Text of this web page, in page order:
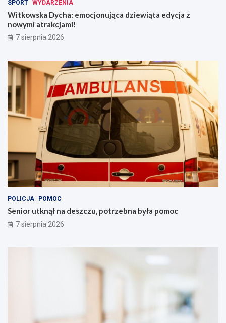
SPORT WYDARZENIA
Witkowska Dycha: emocjonująca dziewiąta edycja z
nowymi atrakcjami!
7 sierpnia 2026
POLICJA POMOC
Senior utknął na deszczu, potrzebna była pomoc
7 sierpnia 2026